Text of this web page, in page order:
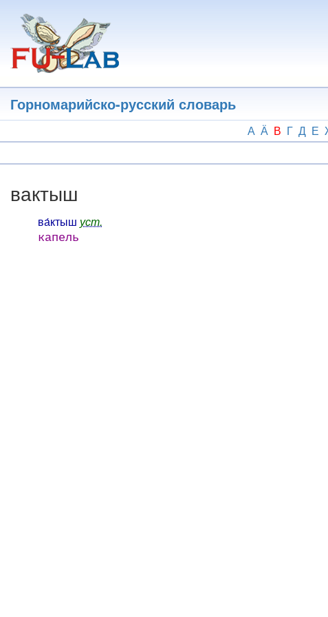
основному
содержанию
Горномарийско-русский словарь
А Ӓ В Г Д Е
вактыш
ва́ктыш уст.
капель